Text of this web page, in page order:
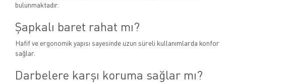
bulunmaktadır.
Şapkalı baret rahat mı?
Hafif ve ergonomik yapısı sayesinde uzun süreli kullanımlarda konfor
sağlar.
Darbelere karşı koruma sağlar mı?